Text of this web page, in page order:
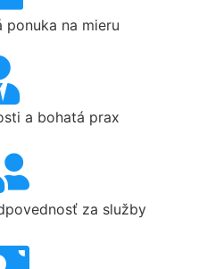
ponuka na mieru
a bohatá prax
za služby